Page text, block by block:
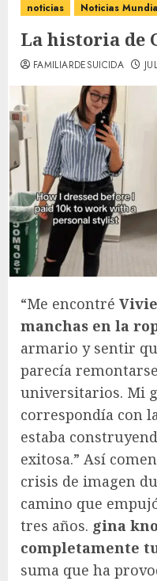
noticias Noticias
La historia de
FAMILIARDESUICIDA
“Me encontré
manchas en la
armario y sentir
parecía
universitarios. Mi
correspondía con
estaba
exitosa.” Así
crisis de imagen
camino que
tres años. gina
completamente
suma que ha